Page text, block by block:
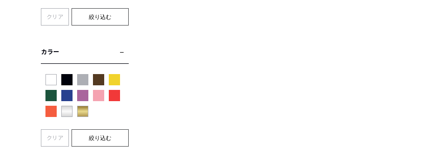
クリア 絞り込む
カラー
クリア 絞り込む